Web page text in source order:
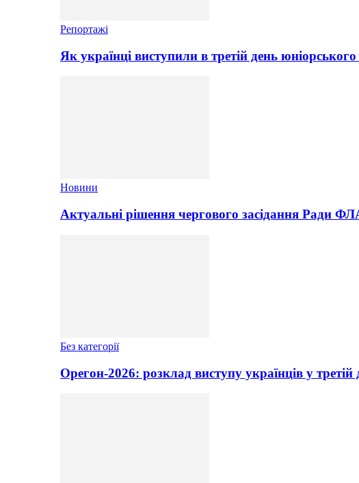
Репортажі
Як українці виступили в третій день юніорського
Новини
Актуальні рішення чергового засідання Ради
Без категорії
Орегон-2026: розклад виступу українців у третій